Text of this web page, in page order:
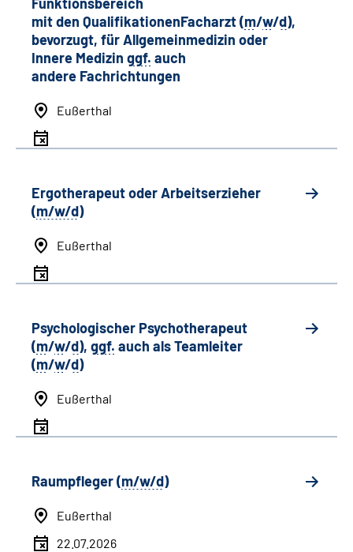
mit den QualifikationenFacharzt (m/w/d),
bevorzugt, für Allgemeinmedizin oder
Innere Medizin ggf. auch
andere Fachrichtungen
Eußerthal
Ergotherapeut oder Arbeitserzieher
(m/w/d)
Eußerthal
Psychologischer Psychotherapeut
(m/w/d), ggf. auch alsTeamleiter
(m/w/d)
Eußerthal
Raumpfleger (m/w/d)
Eußerthal
22.07.2026